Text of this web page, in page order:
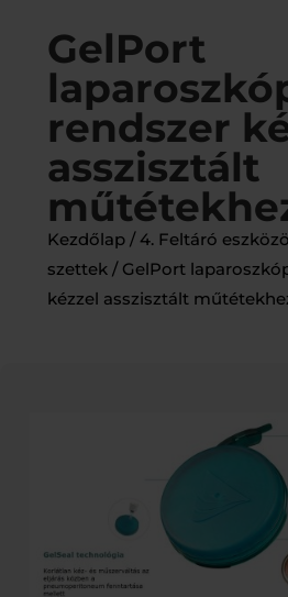
GelPort
rendszer
asszisztált
Kezdőlap / 4. Feltáró
szettek / GelPort
kézzel asszisztált